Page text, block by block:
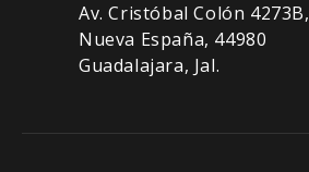
Av. Cristóbal Colón 4273B,
Nueva España, 44980
Guadalajara, Jal.